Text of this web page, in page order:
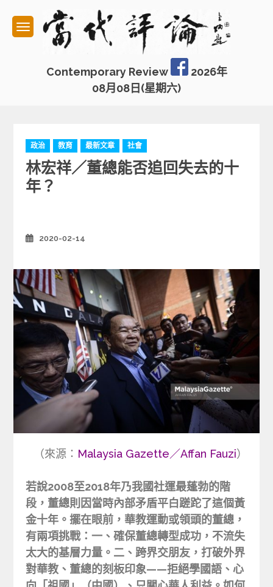
content
Contemporary Review
2026年
08月08日(星期六)
C
a
t
e
i
e
政治 教育 最新文章 社會
林宏祥／董總能否追回失去的十
年？
2020-02-14
（來源： Malaysia Gazette／Affan Fauzi）
若說2008至2018年乃我國社運最蓬勃的階
段，董總則因當時內部矛盾平白蹉跎了這個黃
金十年。擺在眼前，華教運動或領頭的董總，
有兩項挑戰：一、確保董總轉型成功，不流失
太大的基層力量。二、跨界交朋友，打破外界
對華教、董總的刻板印象——拒絕學國語、心